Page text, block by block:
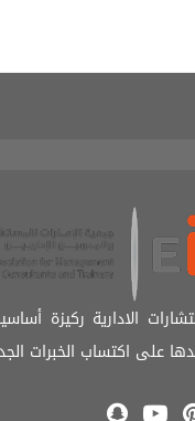
الادارية ركيزة
على اكتساب الخبرات